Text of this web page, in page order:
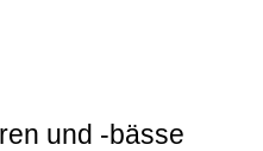
und -bässe